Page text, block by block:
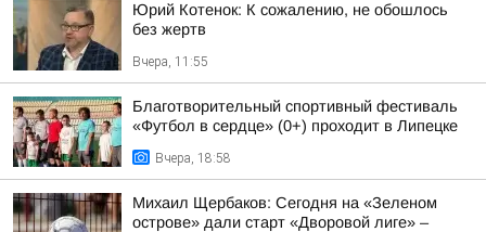
Юрий Котенок: К сожалению, не обошлось
без жертв
Вчера, 11:55
Благотворительный спортивный фестиваль
«Футбол в сердце» (0+) проходит в Липецке
Вчера, 18:58
Михаил Щербаков: Сегодня на «Зеленом
острове» дали старт «Дворовой лиге» –